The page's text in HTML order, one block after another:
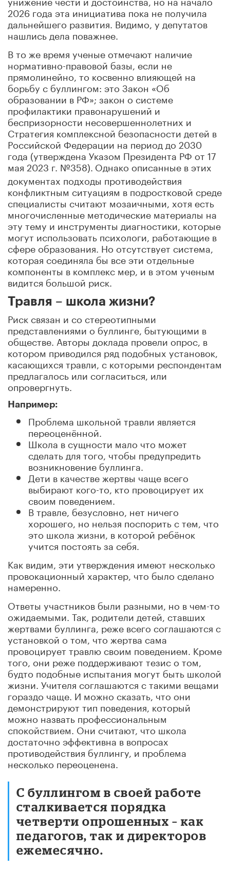
2026 года эта инициатива пока не получила
дальнейшего развития. Видимо, у депутатов
нашлись дела поважнее.
В то же время ученые отмечают наличие
нормативно-правовой базы, если не
прямолинейно, то косвенно влияющей на
борьбу с буллингом: это Закон «Об
образовании в РФ»; закон о системе
профилактики правонарушений и
беспризорности несовершеннолетних и
Стратегия комплексной безопасности детей в
Российской Федерации на период до 2030
года (утверждена Указом Президента РФ от 17
мая 2023 г. №358). Однако описанные в этих
документах подходы противодействия
конфликтным ситуациям в подростковой среде
специалисты считают мозаичными, хотя есть
многочисленные методические материалы на
эту тему и инструменты диагностики, которые
могут использовать психологи, работающие в
сфере образования. Но отсутствует система,
которая соединяла бы все эти отдельные
компоненты в комплекс мер, и в этом ученым
видится большой риск.
Травля – школа жизни?
Риск связан и со стереотипными
представлениями о буллинге, бытующими в
обществе. Авторы доклада провели опрос, в
котором приводился ряд подобных установок,
касающихся травли, с которыми респондентам
предлагалось или согласиться, или
опровергнуть.
Например:
Проблема школьной травли является
переоценённой.
Школа в сущности мало что может
сделать для того, чтобы предупредить
возникновение буллинга.
Дети в качестве жертвы чаще всего
выбирают кого-то, кто провоцирует их
своим поведением.
В травле, безусловно, нет ничего
хорошего, но нельзя поспорить с тем, что
это школа жизни, в которой ребёнок
учится постоять за себя.
Как видим, эти утверждения имеют несколько
провокационный характер, что было сделано
намеренно.
Ответы участников были разными, но в чем-то
ожидаемыми. Так, родители детей, ставших
жертвами буллинга, реже всего соглашаются с
установкой о том, что жертва сама
провоцирует травлю своим поведением. Кроме
того, они реже поддерживают тезис о том,
будто подобные испытания могут быть школой
жизни. Учителя соглашаются с такими вещами
гораздо чаще. И можно сказать, что они
демонстрируют тип поведения, который
можно назвать профессиональным
спокойствием. Они считают, что школа
достаточно эффективна в вопросах
противодействия буллингу, и проблема
несколько переоценена.
С буллингом в своей работе
сталкивается порядка
четверти опрошенных – как
педагогов, так и директоров
ежемесячно.